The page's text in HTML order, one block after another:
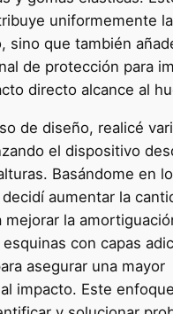
uniformemente
sino que también
de protección para
directo alcance al
de diseño, realicé
el dispositivo
Basándome en
aumentar la
mejorar la
con capas
asegurar una mayor
impacto. Este